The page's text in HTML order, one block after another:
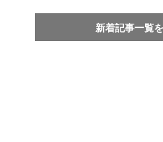
新着記事一覧